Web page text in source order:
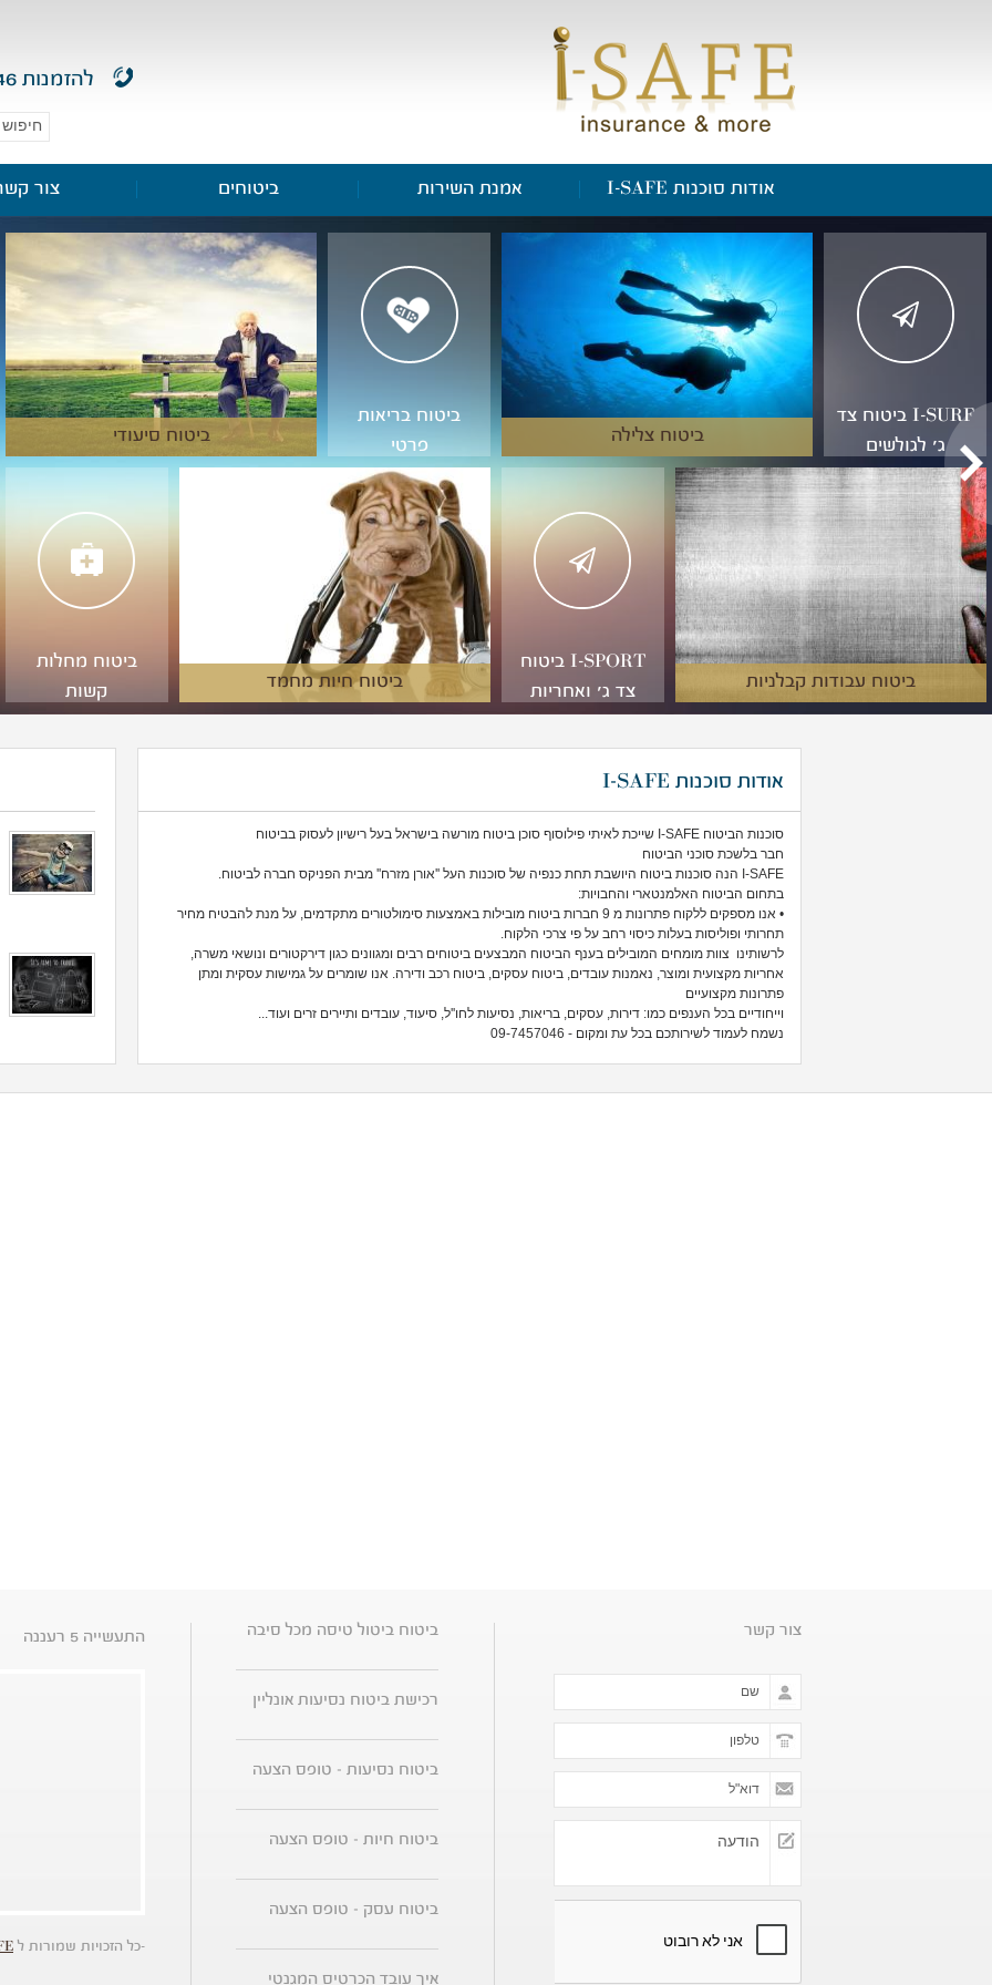
להזמנות
אודות סוכנות I-SAFE אמנת השירות ביטוחים צור
ביטוח סיעודי
ביטוח בריאות
פרטי
ביטוח מחלות
קשות
ביטוח חיות מחמד
ביטוח צלילה
I-SURF ביטוח צד
ג' לגולשים
I-SPORT ביטוח
צד ג' ואחריות
כושר
ביטוח עבודות קבלניות
אודות סוכנות I-SAFE
סוכנות הביטוח I-SAFE שייכת לאיתי פילוסוף סוכן ביטוח מורשה בישראל בעל רישיון לעסוק בביטוח
חבר בלשכת סוכני הביטוח
I-SAFE הנה סוכנות ביטוח היושבת תחת כנפיה של סוכנות העל ''אורן מזרח'' מבית הפניקס חברה לביטוח.
בתחום הביטוח האלמנטארי והחבויות:
• אנו מספקים ללקוח פתרונות מ 9 חברות ביטוח מובילות באמצעות סימולטורים מתקדמים, על מנת להבטיח מחיר
תחרותי ופוליסות בעלות כיסוי רחב על פי צרכי הלקוח.
לרשותינו צוות מומחים המובילים בענף הביטוח המבצעים ביטוחים רבים ומגוונים כגון דירקטורים ונושאי משרה,
אחריות מקצועית ומוצר, נאמנות עובדים, ביטוח עסקים, ביטוח רכב ודירה. אנו שומרים על גמישות עסקית ומתן
פתרונות מקצועיים
וייחודיים בכל הענפים כמו: דירות, עסקים, בריאות, נסיעות לחו''ל, סיעוד, עובדים ותיירים זרים ועוד...
נשמח לעמוד לשירותכם בכל עת ומקום - 09-7457046
צור קשר ביטוח ביטול טיסה מכל סיבה
רכישת ביטוח נסיעות אונליין
ביטוח נסיעות - טופס הצעה
ביטוח חיות - טופס הצעה
ביטוח עסק - טופס הצעה
איך עובד הכרטיס המגנטי
התעשייה 5 רעננה
-כל הזכויות שמורות ל